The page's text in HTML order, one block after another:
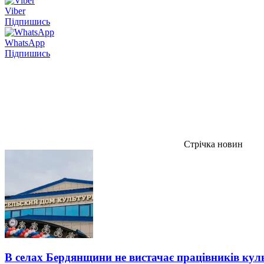
Viber
Підпишись
WhatsApp
Підпишись
Стрічка новин
В селах Бердянщини не вистачає працівників